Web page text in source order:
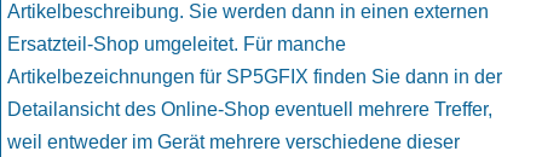
Artikelbeschreibung. Sie werden dann in einen externen
Ersatzteil-Shop umgeleitet. Für manche
Artikelbezeichnungen für SP5GFIX finden Sie dann in der
Detailansicht des Online-Shop eventuell mehrere Treffer,
weil entweder im Gerät mehrere verschiedene dieser